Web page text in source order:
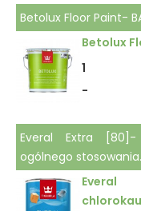
Betolux Floor Paint-
Betolux
1
-
Everal Extra [80]-
ogólnego stosowania.